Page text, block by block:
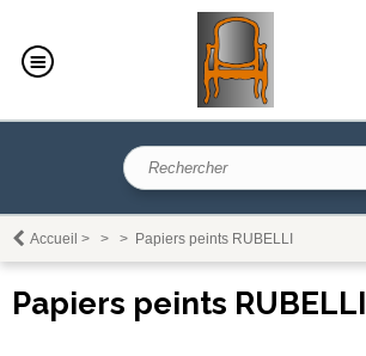
Accueil > > > Papiers peints RUBELLI
Papiers peints RUBELLI